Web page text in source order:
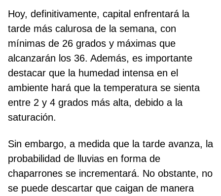
Hoy, definitivamente, capital enfrentará la
tarde más calurosa de la semana, con
mínimas de 26 grados y máximas que
alcanzarán los 36. Además, es importante
destacar que la humedad intensa en el
ambiente hará que la temperatura se sienta
entre 2 y 4 grados más alta, debido a la
saturación.
Sin embargo, a medida que la tarde avanza, la
probabilidad de lluvias en forma de
chaparrones se incrementará. No obstante, no
se puede descartar que caigan de manera